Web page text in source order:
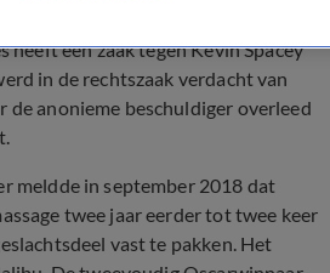
heeft een zaak tegen Kevin Spacey
in de rechtszaak verdacht van
de anonieme beschuldiger overleed
meldde in september 2018 dat
twee jaar eerder tot twee keer
vast te pakken. Het